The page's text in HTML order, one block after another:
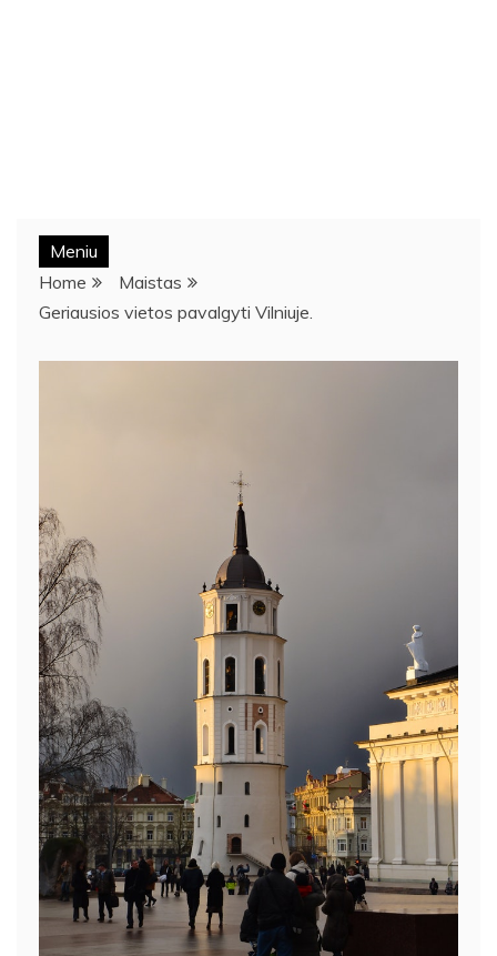
Meniu
Home
Maistas
Geriausios vietos pavalgyti Vilniuje.